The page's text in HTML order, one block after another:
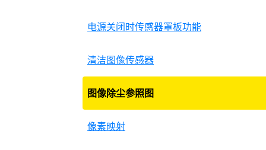
电源关闭时传感器罩板功能
清洁图像传感器
图像除尘参照图
像素映射